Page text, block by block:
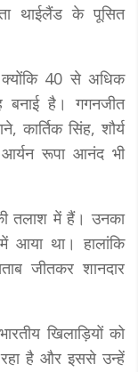
थाईलैंड के पूसित
क्योंकि 40 से अधिक
बनाई है। गगनजीत
कार्तिक सिंह, शौर्य
आर्यन रूपा आनंद भी
तलाश में हैं। उनका
आया था। हालांकि
जीतकर शानदार
खिलाड़ियों को
है और इससे उन्हें